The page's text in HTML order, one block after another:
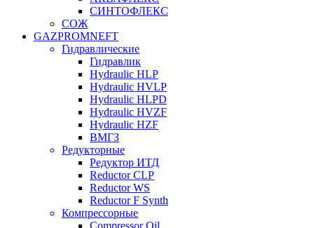
СИНТОФЛЕКС
СОЖ
GAZPROMNEFT
Гидравлические
Гидравлик
Hydraulic HLP
Hydraulic HVLP
Hydraulic HLPD
Hydraulic HVZF
Hydraulic HZF
ВМГЗ
Редукторные
Редуктор ИТД
Reductor CLP
Reductor WS
Reductor F Synth
Компрессорные
Compressor Oil